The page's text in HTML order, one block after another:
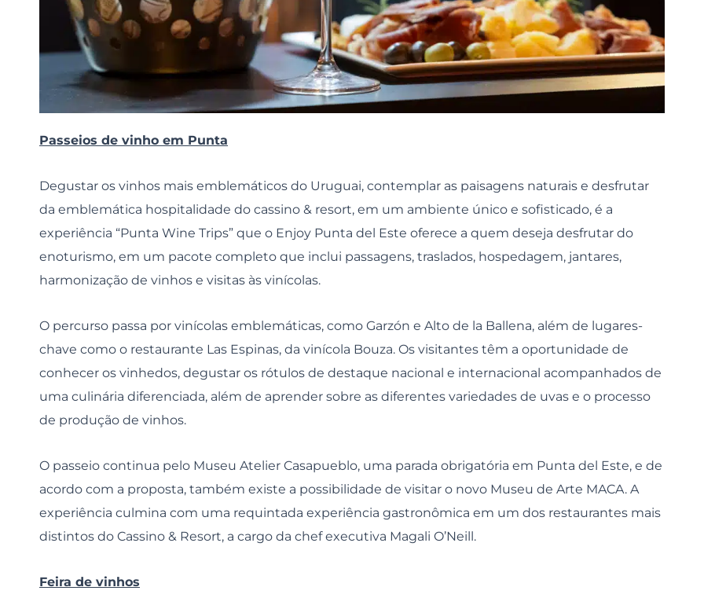
Passeios de vinho em Punta
Degustar os vinhos mais emblemáticos do Uruguai, contemplar as paisagens naturais e desfrutar
da emblemática hospitalidade do cassino & resort, em um ambiente único e sofisticado, é a
experiência “Punta Wine Trips” que o Enjoy Punta del Este oferece a quem deseja desfrutar do
enoturismo, em um pacote completo que inclui passagens, traslados, hospedagem, jantares,
harmonização de vinhos e visitas às vinícolas.
O percurso passa por vinícolas emblemáticas, como Garzón e Alto de la Ballena, além de lugares-
chave como o restaurante Las Espinas, da vinícola Bouza. Os visitantes têm a oportunidade de
conhecer os vinhedos, degustar os rótulos de destaque nacional e internacional acompanhados de
uma culinária diferenciada, além de aprender sobre as diferentes variedades de uvas e o processo
de produção de vinhos.
O passeio continua pelo Museu Atelier Casapueblo, uma parada obrigatória em Punta del Este, e de
acordo com a proposta, também existe a possibilidade de visitar o novo Museu de Arte MACA. A
experiência culmina com uma requintada experiência gastronômica em um dos restaurantes mais
distintos do Cassino & Resort, a cargo da chef executiva Magali O’Neill.
Feira de vinhos